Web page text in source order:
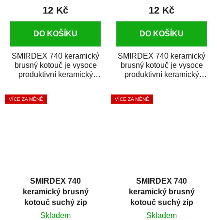
12 Kč
DO KOŠÍKU
SMIRDEX 740 keramický
brusný kotouč je vysoce
produktivní keramický
úběrem...
12 Kč
DO KOŠÍKU
SMIRDEX 740 keramický
brusný kotouč je vysoce
produktivní keramický
úběrem...
VÍCE ZA MÉNĚ
SMIRDEX 740
keramický brusný
kotouč suchý zip
D150mm 15D P320
Skladem
VÍCE ZA MÉNĚ
SMIRDEX 740
keramický brusný
kotouč suchý zip
D150mm 15D P40
Skladem